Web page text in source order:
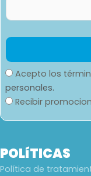
Acepto los
personales.
Recibir
POLíTICAS
Política de